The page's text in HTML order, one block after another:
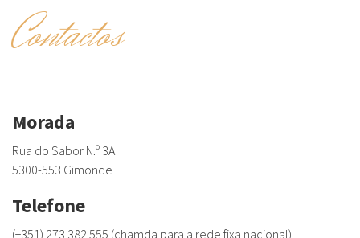
Contactos
Morada
Rua do Sabor N.º 3A
5300-553 Gimonde
Telefone
(+351) 273 382 555 (chamda para a rede fixa nacional)